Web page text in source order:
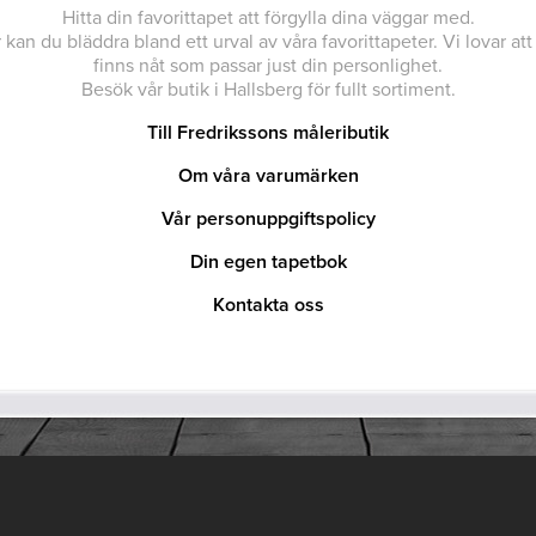
Hitta din favorittapet att förgylla dina väggar med.
kan du bläddra bland ett urval av våra favorittapeter. Vi lovar
finns nåt som passar just din personlighet.
Besök vår butik i Hallsberg för fullt sortiment.
Till Fredrikssons måleributik
Om våra varumärken
Vår personuppgiftspolicy
Din egen tapetbok
Kontakta oss